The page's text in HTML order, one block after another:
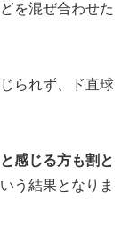
を混ぜ合わせた
られず、ド直球
感じる方も割と
う結果となりま